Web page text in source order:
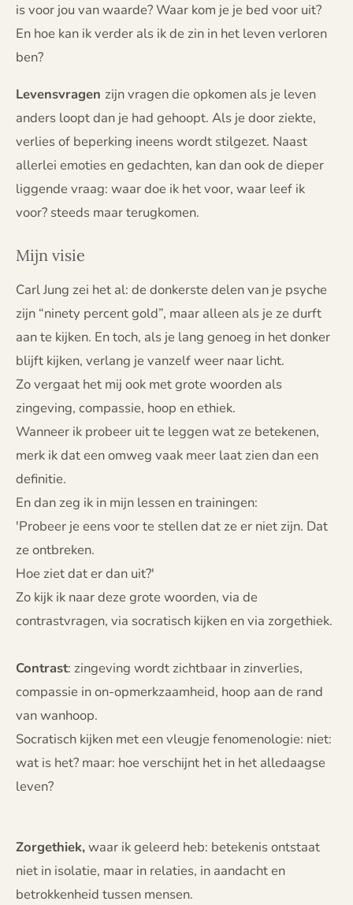
is voor jou van waarde? Waar kom je je bed voor uit?
En hoe kan ik verder als ik de zin in het leven verloren
ben?
Levensvragen zijn vragen die opkomen als je leven
anders loopt dan je had gehoopt. Als je door ziekte,
verlies of beperking ineens wordt stilgezet. Naast
allerlei emoties en gedachten, kan dan ook de dieper
liggende vraag: waar doe ik het voor, waar leef ik
voor? steeds maar terugkomen.
Mijn visie
Carl Jung zei het al: de donkerste delen van je psyche
zijn “ninety percent gold”, maar alleen als je ze durft
aan te kijken. En toch, als je lang genoeg in het donker
blijft kijken, verlang je vanzelf weer naar licht.
Zo vergaat het mij ook met grote woorden als
zingeving, compassie, hoop en ethiek.
Wanneer ik probeer uit te leggen wat ze betekenen,
merk ik dat een omweg vaak meer laat zien dan een
definitie.
En dan zeg ik in mijn lessen en trainingen:
'Probeer je eens voor te stellen dat ze er niet zijn. Dat
ze ontbreken.
Hoe ziet dat er dan uit?'
Zo kijk ik naar deze grote woorden, via de
contrastvragen, via socratisch kijken en via zorgethiek.
Contrast: zingeving wordt zichtbaar in zinverlies,
compassie in on-opmerkzaamheid, hoop aan de rand
van wanhoop.
Socratisch kijken met een vleugje fenomenologie: niet:
wat is het? maar: hoe verschijnt het in het alledaagse
leven?
Zorgethiek,waar ik geleerd heb: betekenis ontstaat
niet in isolatie, maar in relaties, in aandacht en
betrokkenheid tussen mensen.